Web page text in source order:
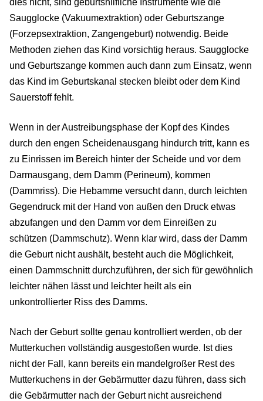
dies nicht, sind geburtshilfliche Instrumente wie die
Saugglocke (Vakuumextraktion) oder Geburtszange
(Forzepsextraktion, Zangengeburt) notwendig. Beide
Methoden ziehen das Kind vorsichtig heraus. Saugglocke
und Geburtszange kommen auch dann zum Einsatz, wenn
das Kind im Geburtskanal stecken bleibt oder dem Kind
Sauerstoff fehlt.
Wenn in der Austreibungsphase der Kopf des Kindes
durch den engen Scheidenausgang hindurch tritt, kann es
zu Einrissen im Bereich hinter der Scheide und vor dem
Darmausgang, dem Damm (Perineum), kommen
(Dammriss). Die Hebamme versucht dann, durch leichten
Gegendruck mit der Hand von außen den Druck etwas
abzufangen und den Damm vor dem Einreißen zu
schützen (Dammschutz). Wenn klar wird, dass der Damm
die Geburt nicht aushält, besteht auch die Möglichkeit,
einen Dammschnitt durchzuführen, der sich für gewöhnlich
leichter nähen lässt und leichter heilt als ein
unkontrollierter Riss des Damms.
Nach der Geburt sollte genau kontrolliert werden, ob der
Mutterkuchen vollständig ausgestoßen wurde. Ist dies
nicht der Fall, kann bereits ein mandelgroßer Rest des
Mutterkuchens in der Gebärmutter dazu führen, dass sich
die Gebärmutter nach der Geburt nicht ausreichend